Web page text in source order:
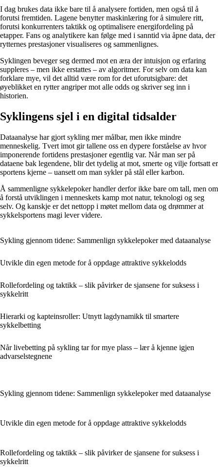
I dag brukes data ikke bare til å analysere fortiden, men også til å
forutsi fremtiden. Lagene benytter maskinlæring for å simulere ritt,
forutsi konkurrenters taktikk og optimalisere energifordeling på
etapper. Fans og analytikere kan følge med i sanntid via åpne data, der
rytternes prestasjoner visualiseres og sammenlignes.
Syklingen beveger seg dermed mot en æra der intuisjon og erfaring
suppleres – men ikke erstattes – av algoritmer. For selv om data kan
forklare mye, vil det alltid være rom for det uforutsigbare: det
øyeblikket en rytter angriper mot alle odds og skriver seg inn i
historien.
Syklingens sjel i en digital tidsalder
Dataanalyse har gjort sykling mer målbar, men ikke mindre
menneskelig. Tvert imot gir tallene oss en dypere forståelse av hvor
imponerende fortidens prestasjoner egentlig var. Når man ser på
dataene bak legendene, blir det tydelig at mot, smerte og vilje fortsatt er
sportens kjerne – uansett om man sykler på stål eller karbon.
Å sammenligne sykkelepoker handler derfor ikke bare om tall, men om
å forstå utviklingen i menneskets kamp mot natur, teknologi og seg
selv. Og kanskje er det nettopp i møtet mellom data og drømmer at
sykkelsportens magi lever videre.
Sykling gjennom tidene: Sammenlign sykkelepoker med dataanalyse
Utvikle din egen metode for å oppdage attraktive sykkelodds
Rollefordeling og taktikk – slik påvirker de sjansene for suksess i
sykkelritt
Hierarki og kapteinsroller: Utnytt lagdynamikk til smartere
sykkelbetting
Når livebetting på sykling tar for mye plass – lær å kjenne igjen
advarselstegnene
Sykling gjennom tidene: Sammenlign sykkelepoker med dataanalyse
Utvikle din egen metode for å oppdage attraktive sykkelodds
Rollefordeling og taktikk – slik påvirker de sjansene for suksess i
sykkelritt